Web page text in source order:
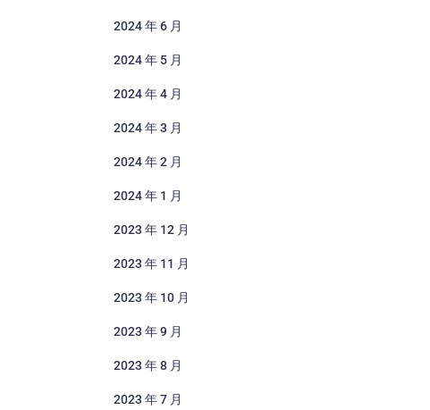
2024 年 6 月
2024 年 5 月
2024 年 4 月
2024 年 3 月
2024 年 2 月
2024 年 1 月
2023 年 12 月
2023 年 11 月
2023 年 10 月
2023 年 9 月
2023 年 8 月
2023 年 7 月